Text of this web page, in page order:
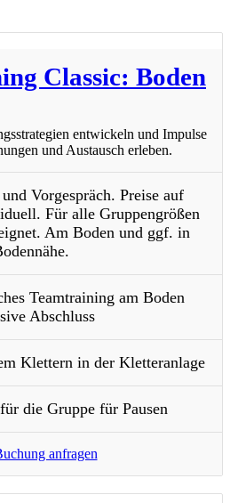
Classic: Boden
entwickeln und Impulse
und Austausch erleben.
Vorgespräch. Preise auf
Für alle Gruppengrößen
Am Boden und ggf. in
Teamtraining am Boden
Abschluss
Klettern in der Kletteranlage
die Gruppe für Pausen
anfragen